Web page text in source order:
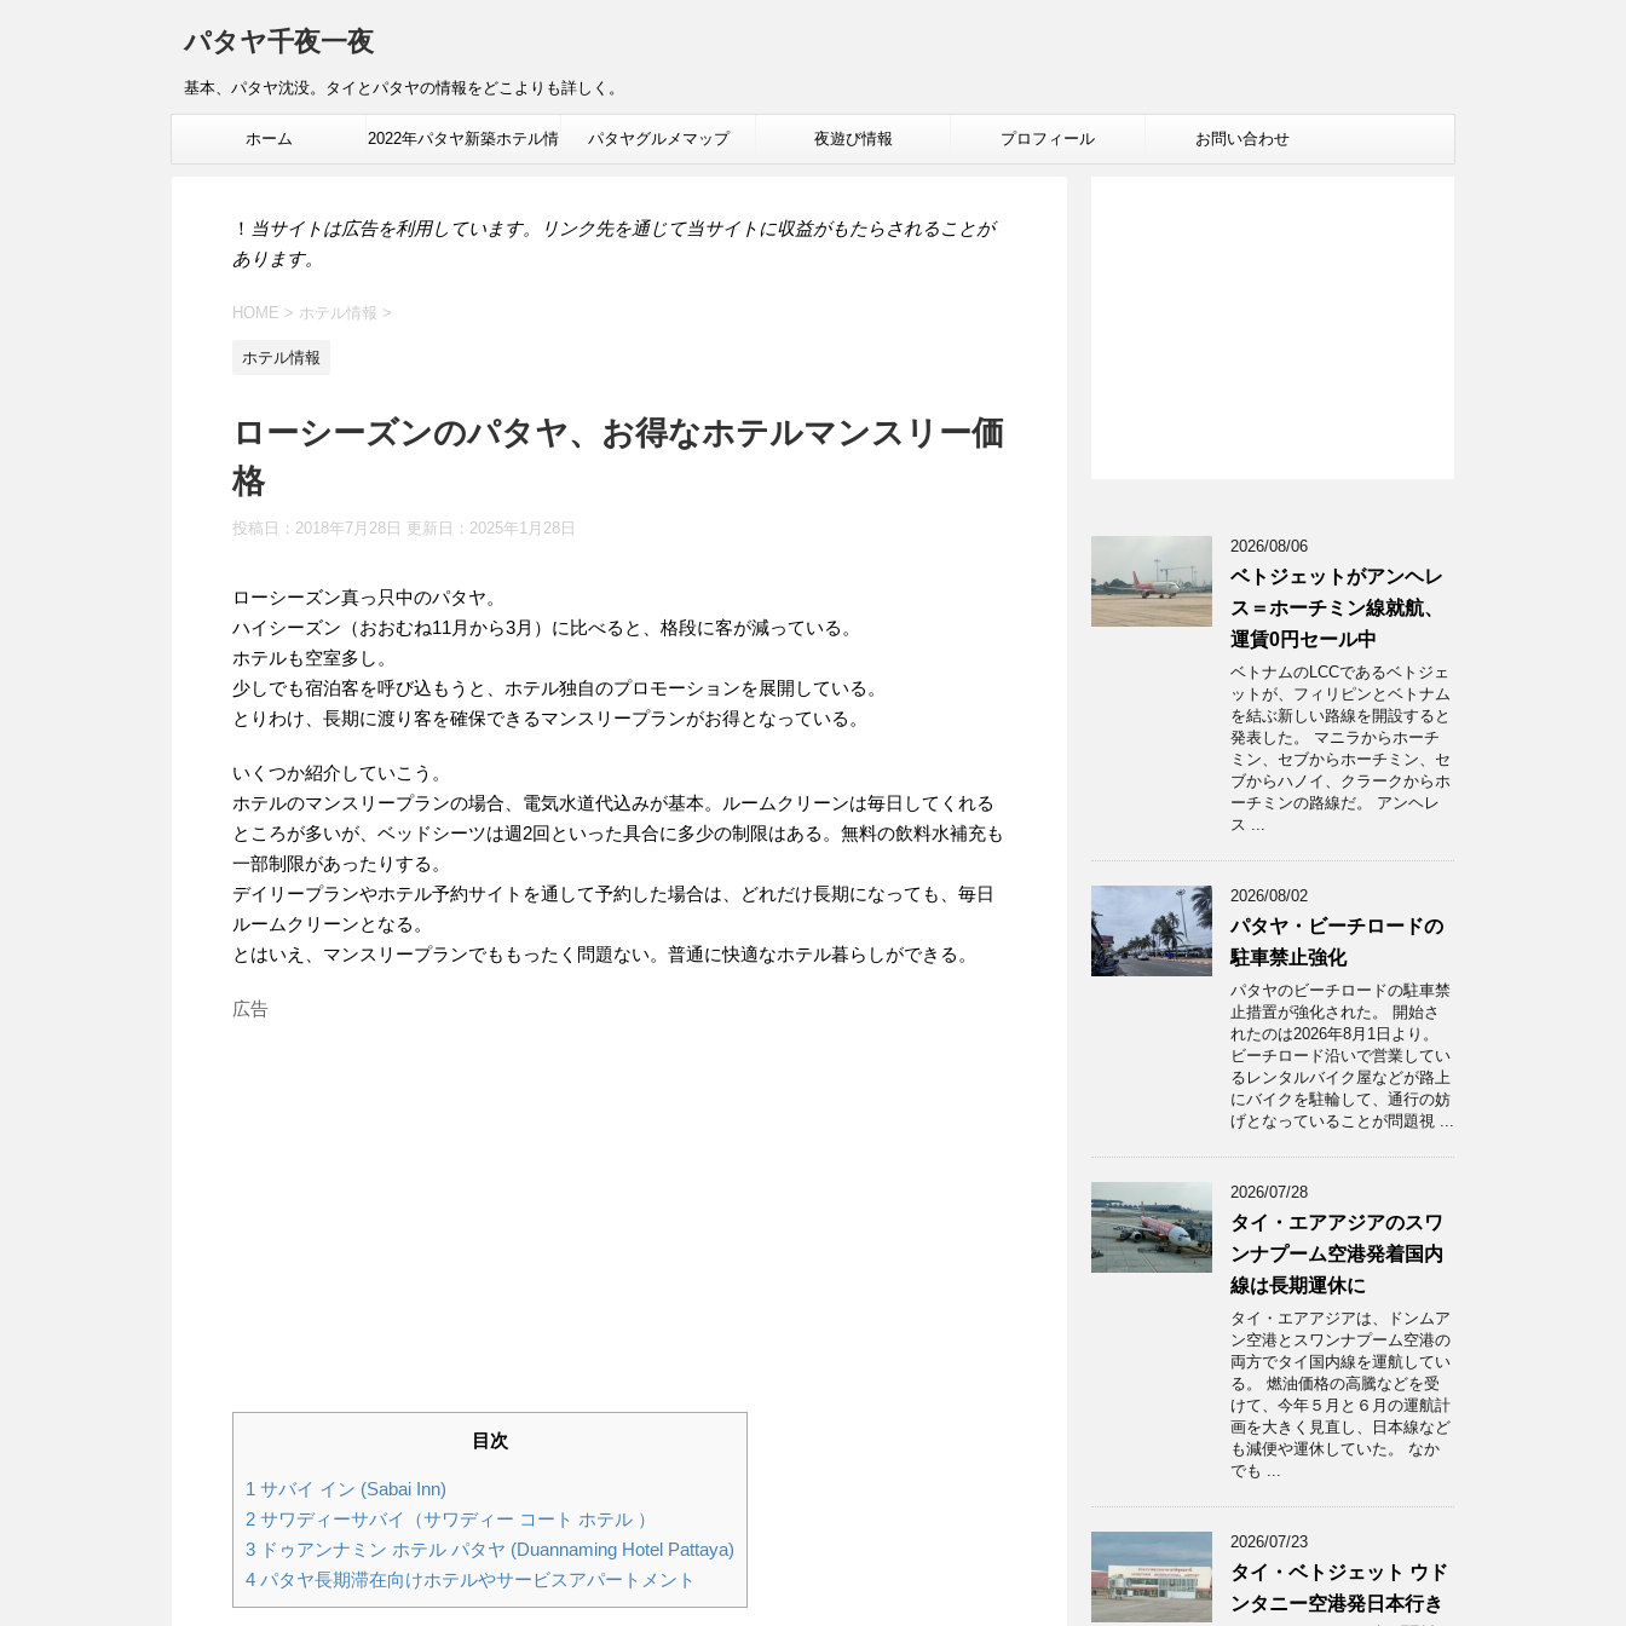
パタヤ千夜一夜
基本、パタヤ沈没。タイとパタヤの情報をどこよりも詳しく。
ホーム 2022年パタヤ新築ホテル情 パタヤグルメマップ 夜遊び情報 プロフィール お問い合わせ
！ 当サイトは広告を利用しています。リンク先を通じて当サイトに収益がもたらされることが
あります。
HOME > ホテル情報 >
ホテル情報
ローシーズンのパタヤ、お得なホテルマンスリー価
格
投稿日：2018年7月28日 更新日： 2025年1月28日
ローシーズン真っ只中のパタヤ。
ハイシーズン（おおむね11月から3月）に比べると、格段に客が減っている。
ホテルも空室多し。
少しでも宿泊客を呼び込もうと、ホテル独自のプロモーションを展開している。
とりわけ、長期に渡り客を確保できるマンスリープランがお得となっている。
いくつか紹介していこう。
ホテルのマンスリープランの場合、電気水道代込みが基本。ルームクリーンは毎日してくれる
ところが多いが、ベッドシーツは週2回といった具合に多少の制限はある。無料の飲料水補充も
一部制限があったりする。
デイリープランやホテル予約サイトを通して予約した場合は、どれだけ長期になっても、毎日
ルームクリーンとなる。
とはいえ、マンスリープランでももったく問題ない。普通に快適なホテル暮らしができる。
広告
目次
1 サバイ イン (Sabai Inn)
2 サワディーサバイ（サワディー コート ホテル ）
3 ドゥアンナミン ホテル パタヤ (Duannaming Hotel Pattaya)
4 パタヤ長期滞在向けホテルやサービスアパートメント
2026/08/06
ベトジェットがアンヘレ
ス＝ホーチミン線就航、
運賃0円セール中
ベトナムのLCCであるベトジェ
ットが、フィリピンとベトナム
を結ぶ新しい路線を開設すると
発表した。 マニラからホーチ
ミン、セブからホーチミン、セ
ブからハノイ、クラークからホ
ーチミンの路線だ。 アンヘレ
ス ...
2026/08/02
パタヤ・ビーチロードの
駐車禁止強化
パタヤのビーチロードの駐車禁
止措置が強化された。 開始さ
れたのは2026年8月1日より。
ビーチロード沿いで営業してい
るレンタルバイク屋などが路上
にバイクを駐輪して、通行の妨
げとなっていることが問題視 ...
2026/07/28
タイ・エアアジアのスワ
ンナプーム空港発着国内
線は長期運休に
タイ・エアアジアは、ドンムア
ン空港とスワンナプーム空港の
両方でタイ国内線を運航してい
る。 燃油価格の高騰などを受
けて、今年５月と６月の運航計
画を大きく見直し、日本線など
も減便や運休していた。 なか
でも ...
2026/07/23
タイ・ベトジェット ウド
ンタニー空港発日本行き